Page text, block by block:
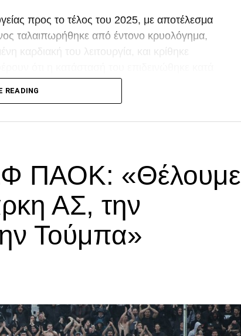
προς το τέλος του 2025, με αποτέλεσμα
ταλαιπωρήθηκε από έντονο κρυολόγημα,
καρδιακή του λειτουργία, και κρίθηκε
READING
ΠΑΟΚ: «Θέλουμε
ΑΣ, την
Τούμπα»